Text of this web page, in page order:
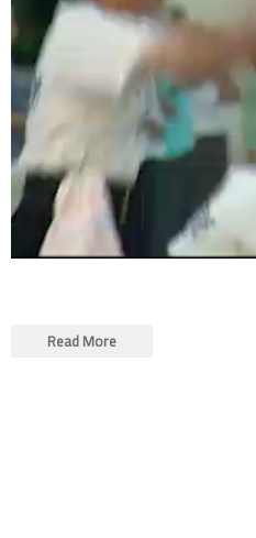
Read More